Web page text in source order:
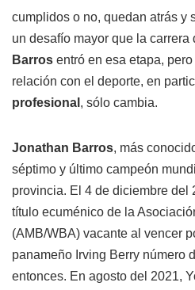
cumplidos o no, quedan atrás y
un desafío mayor que la carrera
Barros entró en esa etapa,
relación con el deporte, en
profesional , sólo cambia.
Jonathan Barros, más
séptimo y último campeón
provincia. El 4 de diciembre del
título ecuménico de la
(AMB/WBA) vacante al vencer
panameño Irving Berry número
entonces. En agosto del 2021,